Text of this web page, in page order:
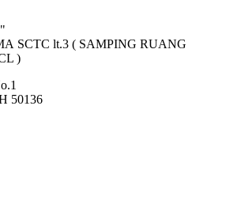
SCTC lt.3 ( SAMPING RUANG
)
50136